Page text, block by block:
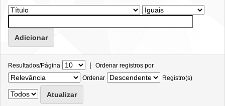
Resultados/Página | Ordenar registros por
Ordenar
Registro(s)